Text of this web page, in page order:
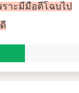
ราะมีมือดีโฉบไป
ดี